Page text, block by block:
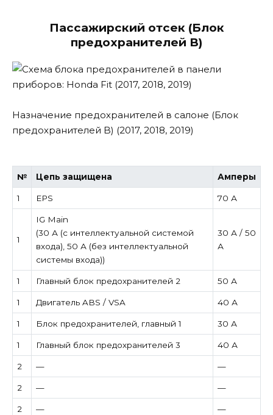
Пассажирский отсек (Блок
предохранителей B)
Назначение предохранителей в салоне (Блок
предохранителей B) (2017, 2018, 2019)
№ Цепь защищена Амперы
1 EPS 70 А
1
IG Main
(30 А (с интеллектуальной системой
входа), 50 А (без интеллектуальной
системы входа))
30 А / 50
А
1 Главный блок предохранителей 2 50 А
1 Двигатель ABS / VSA 40 А
1 Блок предохранителей, главный 1 30 А
1 Главный блок предохранителей 3 40 А
2 — —
2 — —
2 — —